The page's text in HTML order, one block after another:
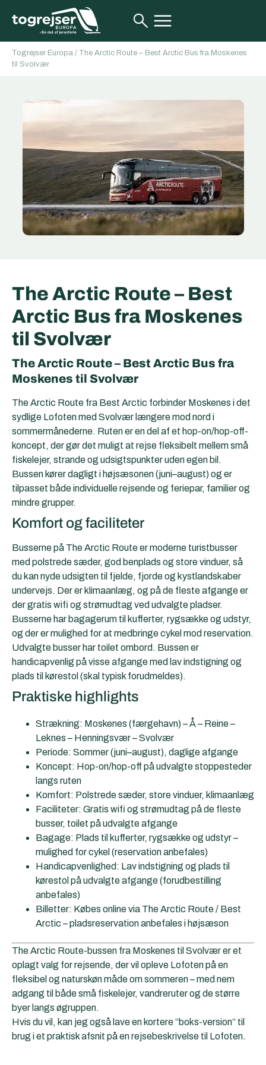
Togrejser Europa / The Arctic Route – Best Arctic Bus fra Moskenes
til Svolvær
The Arctic Route – Best
Arctic Bus fra Moskenes
til Svolvær
The Arctic Route – Best Arctic Bus fra
Moskenes til Svolvær
The Arctic Route fra Best Arctic forbinder Moskenes i det
sydlige Lofoten med Svolvær længere mod nord i
sommermånederne. Ruten er en del af et hop-on/hop-off-
koncept, der gør det muligt at rejse fleksibelt mellem små
fiskelejer, strande og udsigtspunkter uden egen bil.
Bussen kører dagligt i højsæsonen (juni–august) og er
tilpasset både individuelle rejsende og feriepar, familier og
mindre grupper.
Komfort og faciliteter
Busserne på The Arctic Route er moderne turistbusser
med polstrede sæder, god benplads og store vinduer, så
du kan nyde udsigten til fjelde, fjorde og kystlandskaber
undervejs. Der er klimaanlæg, og på de fleste afgange er
der gratis wifi og strømudtag ved udvalgte pladser.
Busserne har bagagerum til kufferter, rygsække og udstyr,
og der er mulighed for at medbringe cykel mod reservation.
Udvalgte busser har toilet ombord. Bussen er
handicapvenlig på visse afgange med lav indstigning og
plads til kørestol (skal typisk forudmeldes).
Praktiske highlights
Strækning: Moskenes (færgehavn) – Å – Reine –
Leknes – Henningsvær – Svolvær
Periode: Sommer (juni–august), daglige afgange
Koncept: Hop-on/hop-off på udvalgte stoppesteder
langs ruten
Komfort: Polstrede sæder, store vinduer, klimaanlæg
Faciliteter: Gratis wifi og strømudtag på de fleste
busser, toilet på udvalgte afgange
Bagage: Plads til kufferter, rygsække og udstyr –
mulighed for cykel (reservation anbefales)
Handicapvenlighed: Lav indstigning og plads til
kørestol på udvalgte afgange (forudbestilling
anbefales)
Billetter: Købes online via The Arctic Route / Best
Arctic – pladsreservation anbefales i højsæson
The Arctic Route-bussen fra Moskenes til Svolvær er et
oplagt valg for rejsende, der vil opleve Lofoten på en
fleksibel og naturskøn måde om sommeren – med nem
adgang til både små fiskelejer, vandreruter og de større
byer langs øgruppen.
Hvis du vil, kan jeg også lave en kortere “boks-version” til
brug i et praktisk afsnit på en rejsebeskrivelse til Lofoten.